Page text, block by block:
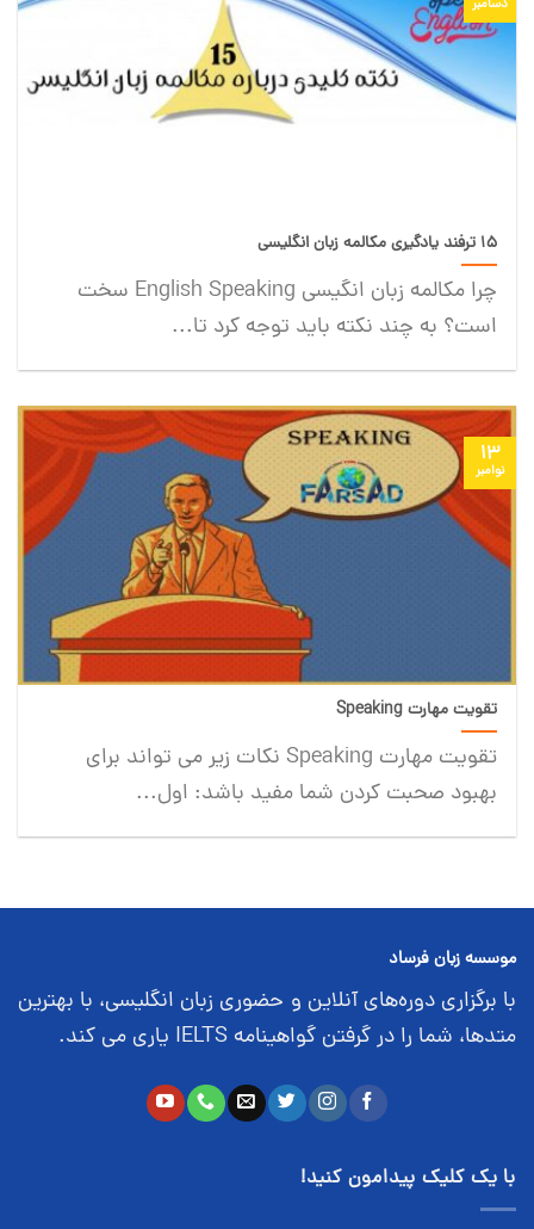
15 ترفند یادگیری مکالمه زبان انگلیسی
چرا مکالمه زبان انگیسی English Speaking سخت
است؟ به چند نکته باید توجه کرد تا...
تقویت مهارت Speaking
تقویت مهارت Speaking نکات زیر می تواند برای
بهبود صحبت کردن شما مفید باشد: اول...
13
نوامبر
موسسه زبان فرساد
با برگزاری دوره‌های آنلاین و حضوری زبان انگلیسی، با بهترین
متدها، شما را در گرفتن گواهینامه IELTS یاری می کند.
با یک کلیک پیدامون کنید!